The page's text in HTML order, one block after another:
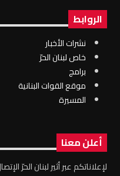
الروابط
نشرات الأخبار
خاص لبنان الحرّ
برامج
موقع القوات البنانية
المسيرة
أعلن معنا
لإعلاناتكم عبر أثير لبنان الحرّ